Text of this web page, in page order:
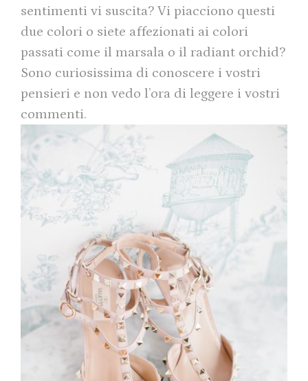
sentimenti vi suscita? Vi piacciono questi
due colori o siete affezionati ai colori
passati come il marsala o il radiant orchid?
Sono curiosissima di conoscere i vostri
pensieri e non vedo l’ora di leggere i vostri
commenti.